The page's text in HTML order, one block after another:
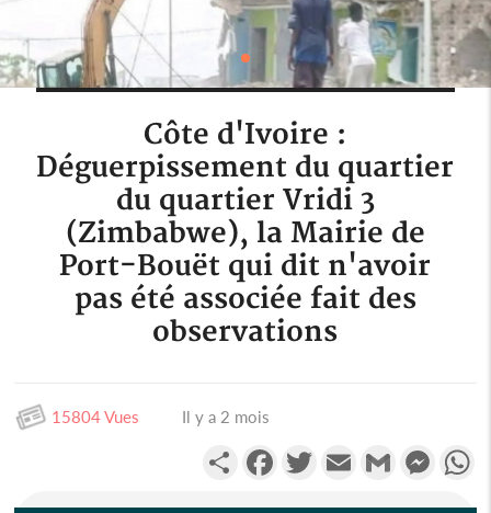
Côte d'Ivoire :
Déguerpissement du quartier
du quartier Vridi 3
(Zimbabwe), la Mairie de
Port-Bouët qui dit n'avoir
pas été associée fait des
observations
15804 Vues Il y a 2 mois
PartagerFacebookTwitterEmail Gmail